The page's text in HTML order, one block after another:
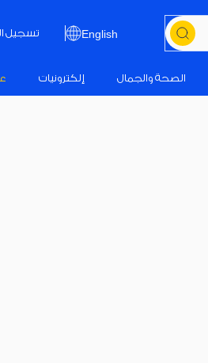
English تسجيل
الصحة والجمال إلكترونيات